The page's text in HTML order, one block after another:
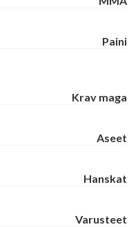
Paini
Krav maga
Aseet
Hanskat
Varusteet